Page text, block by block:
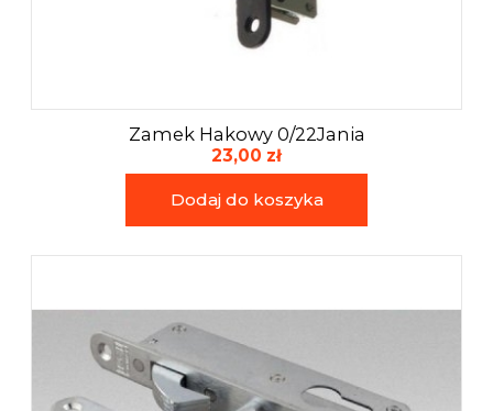
Zamek Hakowy 0/22Jania
23,00 zł
Dodaj do koszyka